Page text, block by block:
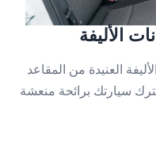
الأليفة
العنيدة من المقاعد
سيارتك برائحة منعشة